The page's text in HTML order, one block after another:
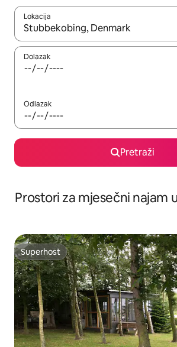
Lokacija
Kada budu dostupni rezultati, moći
Dolazak
Odlazak
Pretraži
Prostori za mjesečni najam
Superhost
Superhost